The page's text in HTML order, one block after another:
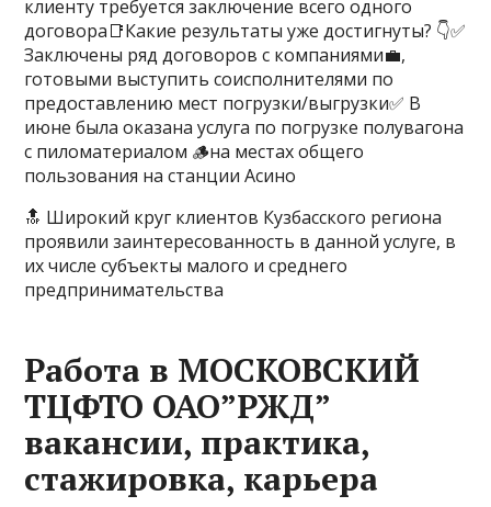
клиенту требуется заключение всего одного
договора📑Какие результаты уже достигнуты? 👇✅
Заключены ряд договоров с компаниями💼,
готовыми выступить соисполнителями по
предоставлению мест погрузки/выгрузки✅ В
июне была оказана услуга по погрузке полувагона
с пиломатериалом 🪵на местах общего
пользования на станции Асино
🔝 Широкий круг клиентов Кузбасского региона
проявили заинтересованность в данной услуге, в
их числе субъекты малого и среднего
предпринимательства
Работа в МОСКОВСКИЙ
ТЦФТО ОАО”РЖД”
вакансии, практика,
стажировка, карьера